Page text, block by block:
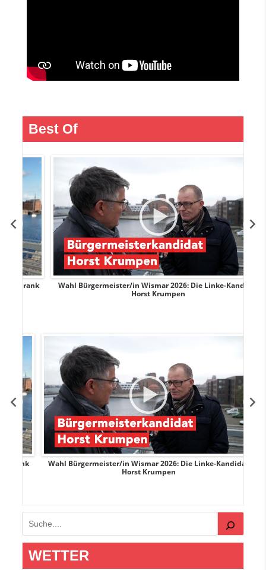
Best Of
Wahl Bürgermeister/in Wismar 2026: Die Linke-Kandidat
Horst Krumpen
Wahl Bürgermeister/in Wismar 2026: Die Linke-Kandidat
Horst Krumpen
Suchen
WETTER